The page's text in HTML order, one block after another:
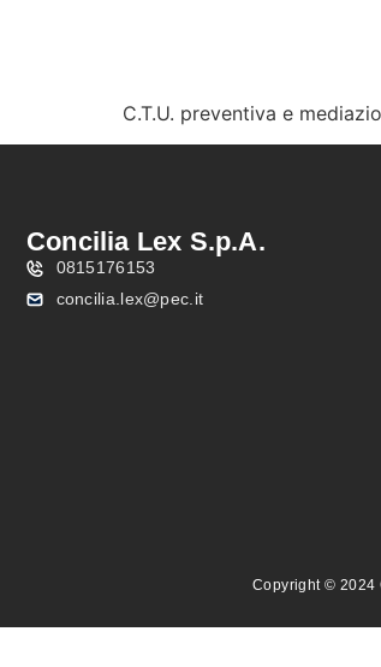
CHI
C.T.U. preventiva e
Concilia Lex S.p.A.
0815176153
concilia.lex@pec.it
Copyright © 2024